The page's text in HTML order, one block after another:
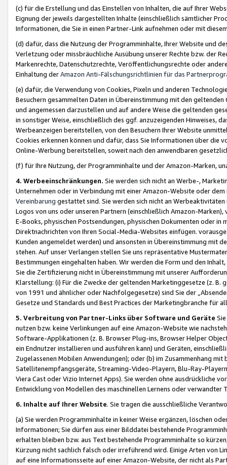
(c) für die Erstellung und das Einstellen von Inhalten, die auf Ihrer
Eignung der jeweils dargestellten Inhalte (einschließlich sämtlicher
Informationen, die Sie in einen Partner-Link aufnehmen oder mit
(d) dafür, dass die Nutzung der Programminhalte, Ihrer Website und
Verletzung oder missbräuchliche Ausübung unserer Rechte bzw. der
Markenrechte, Datenschutzrechte, Veröffentlichungsrechte oder
Einhaltung derAmazon Anti-Fälschungsrichtlinien für das
(e) dafür, die Verwendung von Cookies, Pixeln und anderen
Besuchern gesammelten Daten in Übereinstimmung mit den
und angemessen darzustellen und auf andere Weise die geltenden
in sonstiger Weise, einschließlich des ggf. anzuzeigenden Hinweises,
Werbeanzeigen bereitstellen, von den Besuchern Ihrer Website
Cookies erkennen können und dafür, dass Sie Informationen über die
Online-Werbung bereitstellen, soweit nach den anwendbaren
(f) für Ihre Nutzung, der Programminhalte und der Amazon-Marken,
4. Werbeeinschränkungen. Sie werden sich nicht an Werbe-,
Unternehmen oder in Verbindung mit einer Amazon-Website oder
Vereinbarung gestattet sind. Sie werden sich nicht an
Logos von uns oder unseren Partnern (einschließlich Amazon-
E-Books, physischen Postsendungen, physischen Dokumenten oder in
Direktnachrichten von Ihren Social-Media-Websites einfügen.
Kunden angemeldet werden) und ansonsten in Übereinstimmung mit
stehen. Auf unser Verlangen stellen Sie uns repräsentative
Bestimmungen eingehalten haben. Wir werden die Form und den
Sie die Zertifizierung nicht in Übereinstimmung mit unserer
Klarstellung: (i) Für die Zwecke der geltenden Marketinggesetze (z. B.
von 1991 und ähnlicher oder Nachfolgegesetze) sind Sie der
Gesetze und Standards und Best Practices der Marketingbranche für
5. Verbreitung von Partner-Links über Software und Geräte
nutzen bzw. keine Verlinkungen auf eine Amazon-Website wie
Software-Applikationen (z. B. Browser Plug-ins, Browser Helper
ein Endnutzer installieren und ausführen kann) und Geräten,
Zugelassenen Mobilen Anwendungen); oder (b) im Zusammenhang
Satellitenempfangsgeräte, Streaming-Video-Playern, Blu-Ray-
Viera Cast oder Vizio Internet Apps). Sie werden ohne ausdrückliche
Entwicklung von Modellen des maschinellen Lernens oder
6. Inhalte auf Ihrer Website. Sie tragen die ausschließliche
(a) Sie werden Programminhalte in keiner Weise ergänzen, löschen
Informationen; Sie dürfen aus einer Bilddatei bestehende
erhalten bleiben bzw. aus Text bestehende Programminhalte so
Kürzung nicht sachlich falsch oder irreführend wird. Einige Arten von
auf eine Informationsseite auf einer Amazon-Website, der nicht als